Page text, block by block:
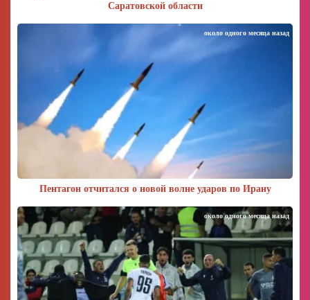
Саратовской области
Пентагон отчитался о новой волне ударов по Ирану
около одного месяца назад
около одного месяца назад